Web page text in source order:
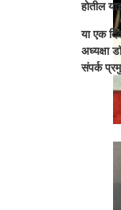
होतील
या एक
अध्यक्षा
संपर्क